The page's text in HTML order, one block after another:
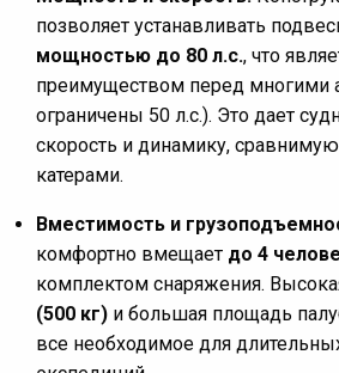
позволяет устанавливать
мощностью до 80 л.с., что
преимуществом перед многими
ограничены 50 л.с.). Это дает
скорость и динамику,
катерами.
Вместимость и
комфортно вмещает до 4
комплектом снаряжения.
(500 кг) и большая площадь
все необходимое для